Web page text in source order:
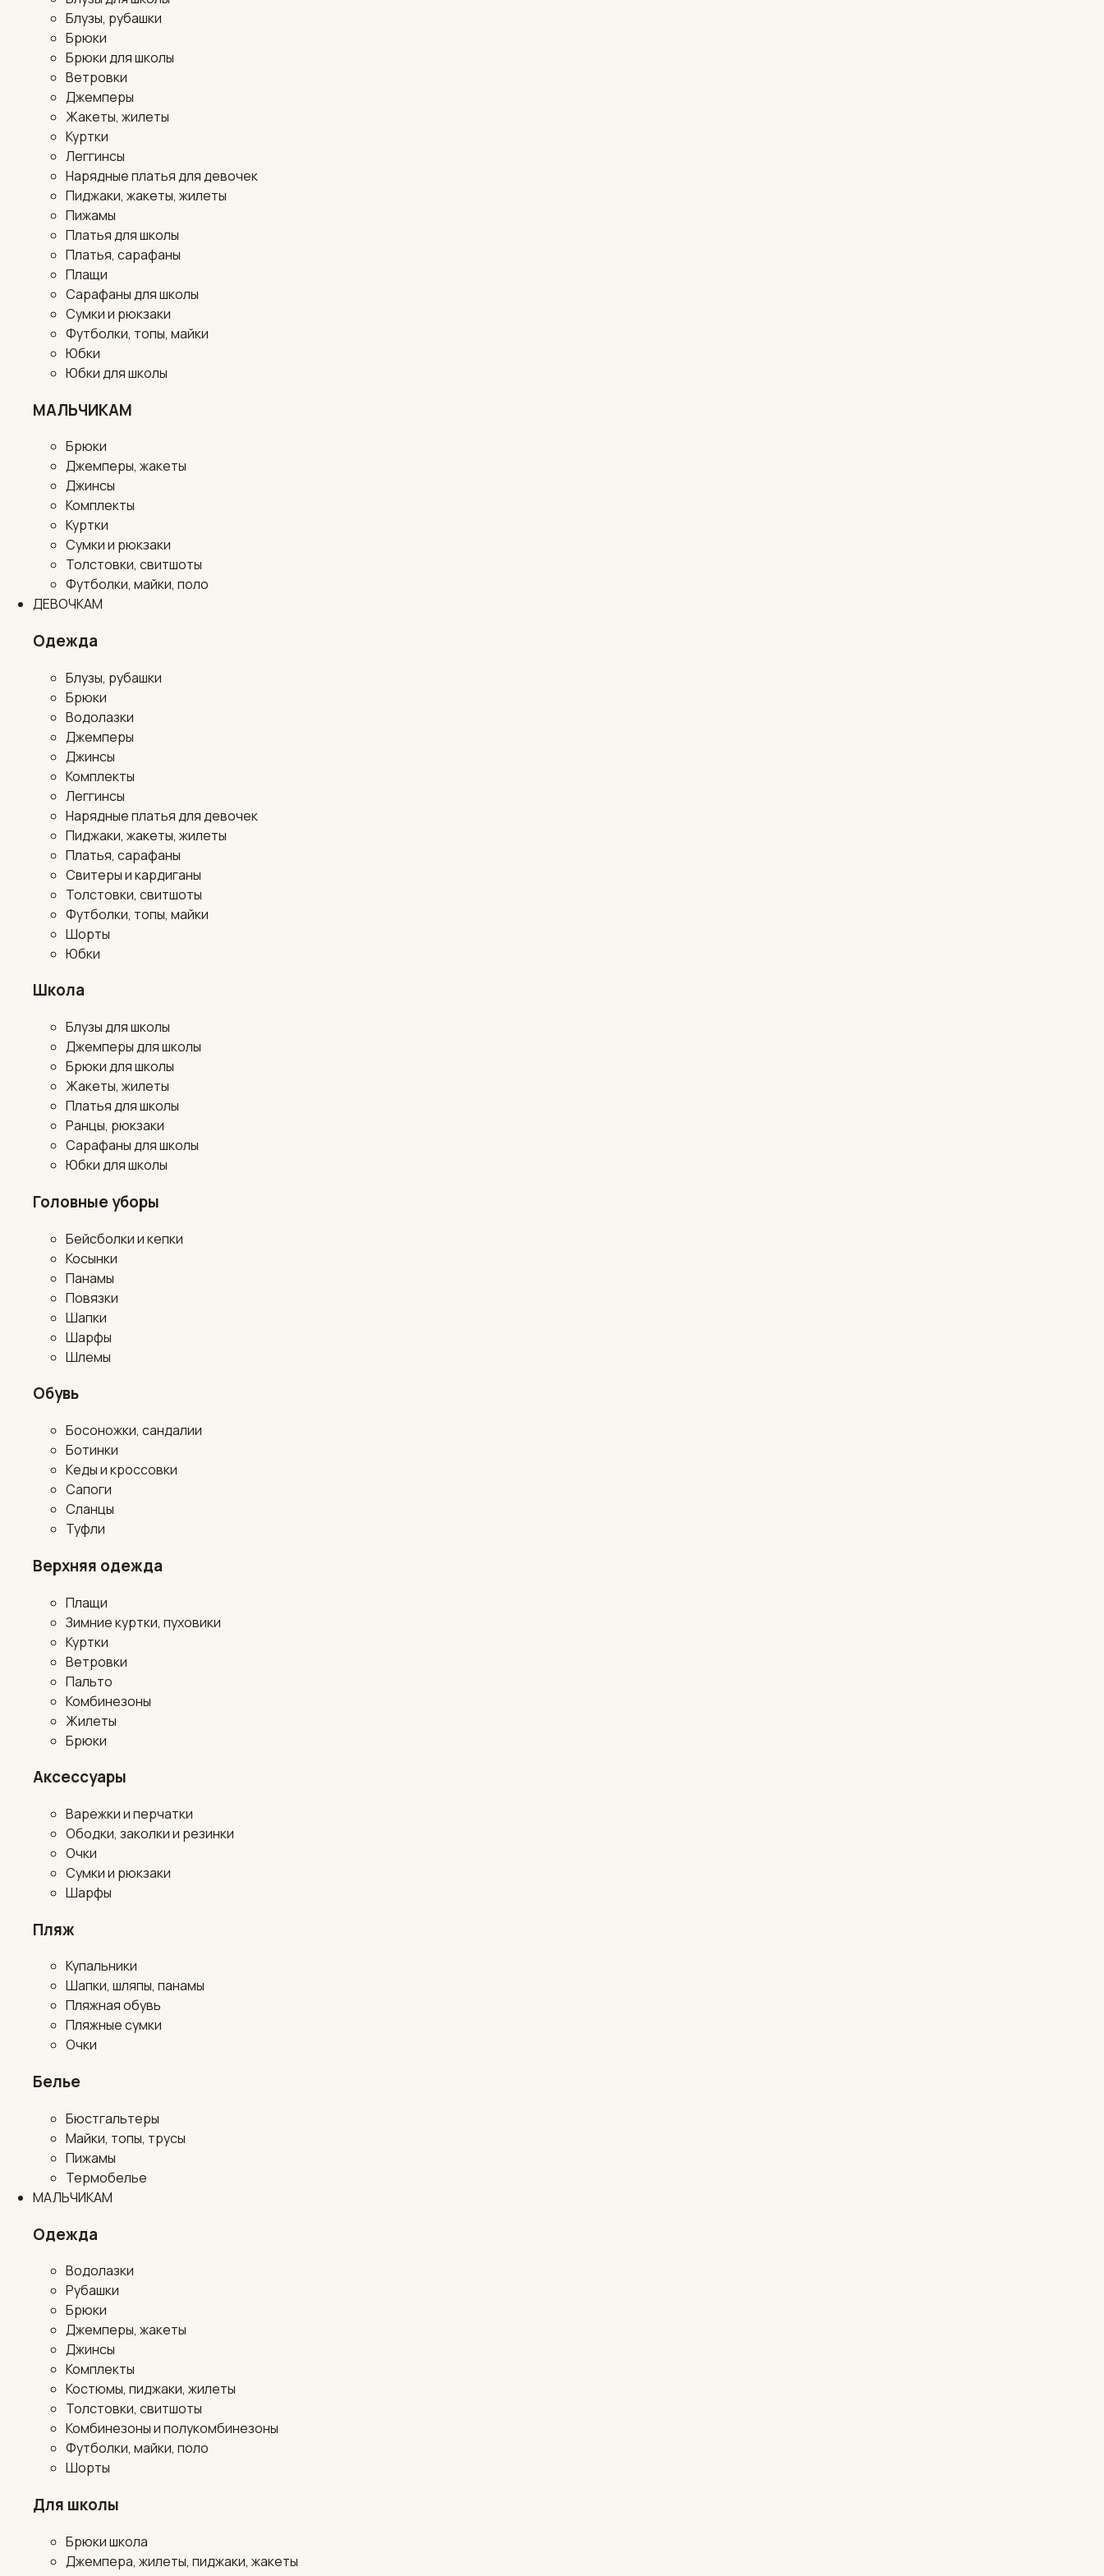
Блузы, рубашки
Брюки
Брюки для школы
Ветровки
Джемперы
Жакеты, жилеты
Куртки
Леггинсы
Нарядные платья для девочек
Пиджаки, жакеты, жилеты
Пижамы
Платья для школы
Платья, сарафаны
Плащи
Сарафаны для школы
Сумки и рюкзаки
Футболки, топы, майки
Юбки
Юбки для школы
МАЛЬЧИКАМ
Брюки
Джемперы, жакеты
Джинсы
Комплекты
Куртки
Сумки и рюкзаки
Толстовки, свитшоты
Футболки, майки, поло
ДЕВОЧКАМ
Одежда
Блузы, рубашки
Брюки
Водолазки
Джемперы
Джинсы
Комплекты
Леггинсы
Нарядные платья для девочек
Пиджаки, жакеты, жилеты
Платья, сарафаны
Свитеры и кардиганы
Толстовки, свитшоты
Футболки, топы, майки
Шорты
Юбки
Школа
Блузы для школы
Джемперы для школы
Брюки для школы
Жакеты, жилеты
Платья для школы
Ранцы, рюкзаки
Сарафаны для школы
Юбки для школы
Головные уборы
Бейсболки и кепки
Косынки
Панамы
Повязки
Шапки
Шарфы
Шлемы
Обувь
Босоножки, сандалии
Ботинки
Кеды и кроссовки
Сапоги
Сланцы
Туфли
Верхняя одежда
Плащи
Зимние куртки, пуховики
Куртки
Ветровки
Пальто
Комбинезоны
Жилеты
Брюки
Аксессуары
Варежки и перчатки
Ободки, заколки и резинки
Очки
Сумки и рюкзаки
Шарфы
Пляж
Купальники
Шапки, шляпы, панамы
Пляжная обувь
Пляжные сумки
Очки
Белье
Бюстгальтеры
Майки, топы, трусы
Пижамы
Термобелье
МАЛЬЧИКАМ
Одежда
Водолазки
Рубашки
Брюки
Джемперы, жакеты
Джинсы
Комплекты
Костюмы, пиджаки, жилеты
Толстовки, свитшоты
Комбинезоны и полукомбинезоны
Футболки, майки, поло
Шорты
Для школы
Брюки школа
Джемпера, жилеты, пиджаки, жакеты